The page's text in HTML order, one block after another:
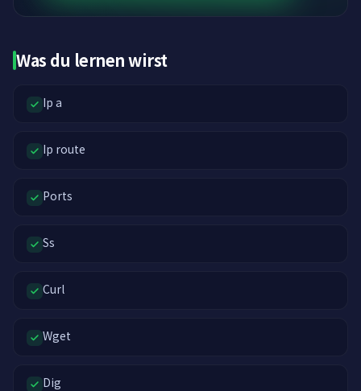
Was du lernen wirst
Ip a
Ip route
Ports
Ss
Curl
Wget
Dig